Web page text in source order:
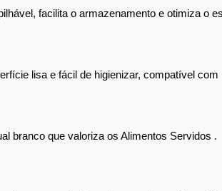
facilita o armazenamento e otimiza o
lisa e fácil de higienizar, compatível
branco que valoriza os Alimentos Servidos .